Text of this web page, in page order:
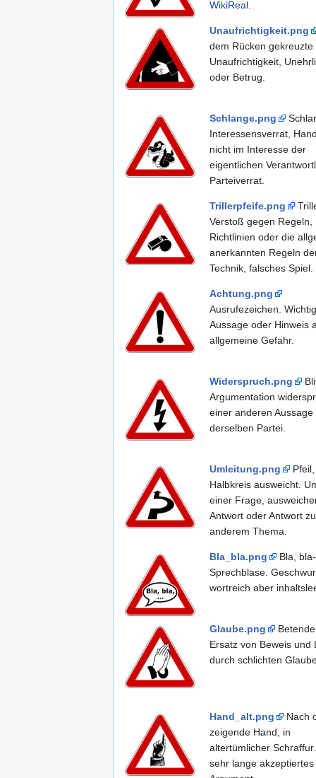
WikiReal.
Unaufrichtigkeit.png
dem Rücken gekreuzte
Unaufrichtigkeit,
oder Betrug.
Schlange.png
Interessensverrat,
nicht im Interesse der
eigentlichen
Parteiverrat.
Trillerpfeife.png
Verstoß gegen Regeln,
Richtlinien oder die
anerkannten Regeln
Technik, falsches Spiel.
Achtung.png
Ausrufezeichen.
Aussage oder Hinweis
allgemeine Gefahr.
Widerspruch.png
Argumentation
einer anderen Aussage
derselben Partei.
Umleitung.png
Pfeil,
Halbkreis ausweicht.
einer Frage,
Antwort oder Antwort zu
anderem Thema.
Bla_bla.png
Bla, bla-
Sprechblase.
wortreich aber
Glaube.png
Ersatz von Beweis und
durch schlichten
Hand_alt.png
Nach
zeigende Hand, in
altertümlicher
sehr lange akzeptiertes